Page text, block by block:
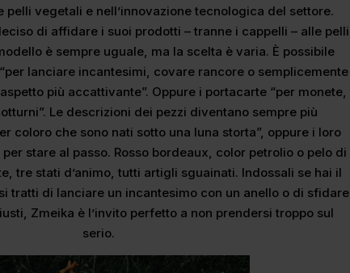
pelli vegetali e nell’innovazione tecnologica del settore.
di affidare i suoi prodotti – tranne i cappelli – alle pelli
è sempre uguale, ma la scelta è varia. È possibile
lanciare incantesimi, covare rancore o semplicemente
più accattivante”. Oppure i portacarte “per monete,
Le descrizioni dei pezzi diventano sempre più
coloro che sono nati sotto una luna storta”, oppure i loro
stare al passo. Rosso bordeaux, color petrolio o pelo di
tre stati d’animo, tutti artigli sguainati. Indossali se hai il
tratti di lanciare un incantesimo con un anello o di sfidare
Zmeika è l’invito perfetto a non prendersi troppo sul
serio.